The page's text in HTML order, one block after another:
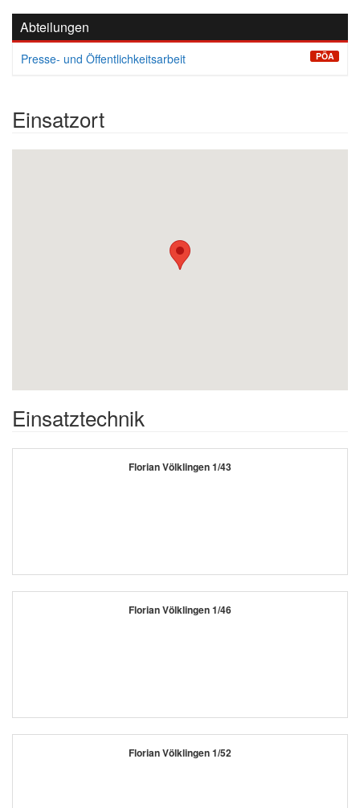
Abteilungen
Presse- und Öffentlichkeitsarbeit PÖA
Einsatzort
Einsatztechnik
Florian Völklingen 1/43
Florian Völklingen 1/46
Florian Völklingen 1/52